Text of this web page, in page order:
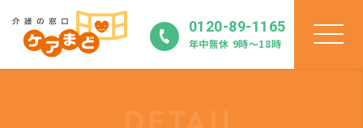
0120-89-1165
年中無休 9時〜18時